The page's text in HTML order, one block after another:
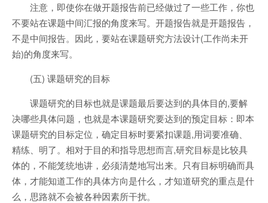
注意，即使你在做开题报告前已经做过了一些工作，你也
不要站在课题中间汇报的角度来写。开题报告就是开题报告，
不是中间报告。因此，要站在课题研究方法设计(工作尚未开
始)的角度来写。
(五) 课题研究的目标
课题研究的目标也就是课题最后要达到的具体目的,要解
决哪些具体问题，也就是本课题研究要达到的预定目标：即本
课题研究的目标定位，确定目标时要紧扣课题,用词要准确、
精练、明了。相对于目的和指导思想而言,研究目标是比较具
体的，不能笼统地讲，必须清楚地写出来。只有目标明确而具
体，才能知道工作的具体方向是什么，才知道研究的重点是什
么，思路就不会被各种因素所干扰。